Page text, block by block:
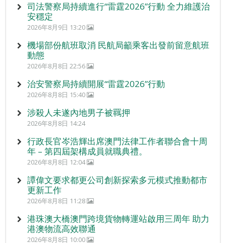
司法警察局持續進行“雷霆2026”行動 全力維護治
安穩定
2026年8月9日 13:20
機場部份航班取消 民航局籲乘客出發前留意航班
動態
2026年8月8日 22:56
治安警察局持續開展“雷霆2026”行動
2026年8月8日 15:40
涉殺人未遂內地男子被羈押
2026年8月8日 14:24
行政長官岑浩輝出席澳門法律工作者聯合會十周
年 – 第四屆架構成員就職典禮。
2026年8月8日 12:04
譚偉文要求都更公司創新探索多元模式推動都市
更新工作
2026年8月8日 11:28
港珠澳大橋澳門跨境貨物轉運站啟用三周年 助力
港澳物流高效聯通
2026年8月8日 10:00